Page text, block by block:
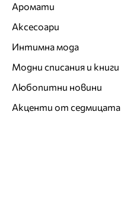
Аромати
Аксесоари
Интимна мода
Модни списания и книги
Любопитни новини
Акценти от седмицата